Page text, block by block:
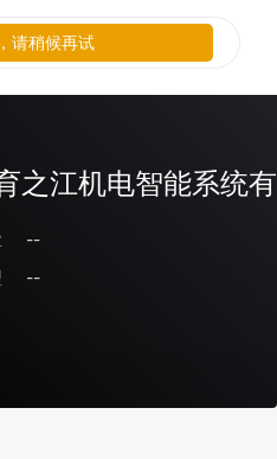
之江机电智能系统
--
--
请稍候再试